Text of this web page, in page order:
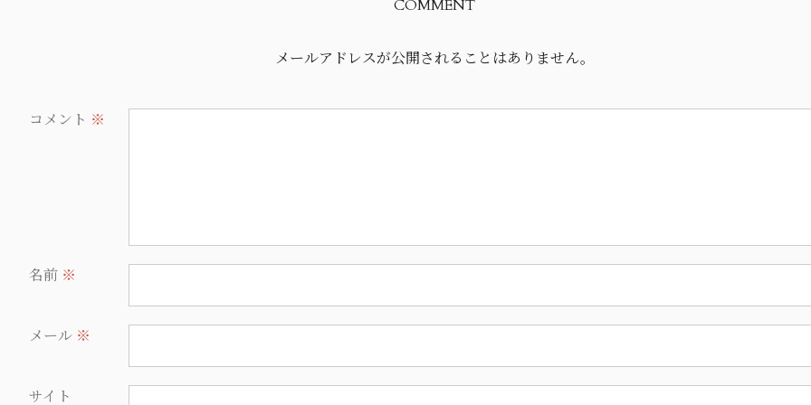
COMMENT
メールアドレスが公開されることはありません。
コメント ※
名前 ※
メール ※
サイト